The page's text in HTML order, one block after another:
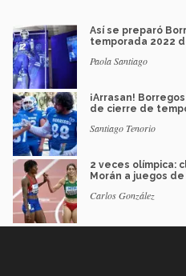
Así se preparó
temporada 2022
Paola Santiago
¡Arrasan!
de cierre de
Santiago Tenorio
2 veces olímpica:
Morán a juegos de
Carlos González